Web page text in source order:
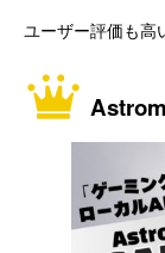
ユーザー評価も高